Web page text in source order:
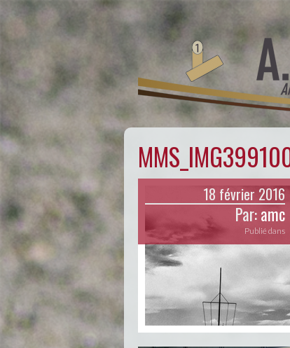
18 février 2016
Par:amc
Publié dans